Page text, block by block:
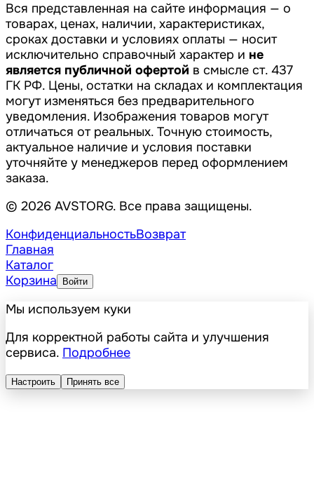
Вся представленная на сайте информация — о
товарах, ценах, наличии, характеристиках,
сроках доставки и условиях оплаты — носит
исключительно справочный характер и не
является публичной офертой в смысле ст. 437
ГК РФ. Цены, остатки на складах и комплектация
могут изменяться без предварительного
уведомления. Изображения товаров могут
отличаться от реальных. Точную стоимость,
актуальное наличие и условия поставки
уточняйте у менеджеров перед оформлением
заказа.
© 2026 AVSTORG. Все права защищены.
КонфиденциальностьВозврат
Главная
Каталог
Корзина
Войти
Мы используем куки
Для корректной работы сайта и улучшения
сервиса. Подробнее
Настроить Принять все